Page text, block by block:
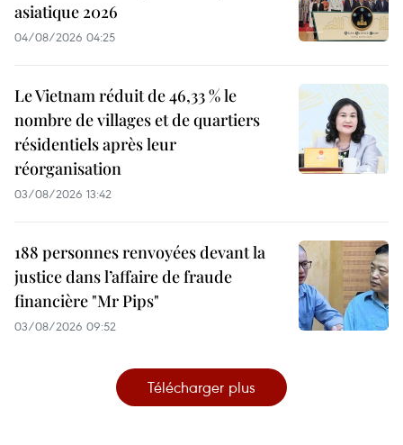
asiatique 2026
04/08/2026 04:25
Le Vietnam réduit de 46,33 % le
nombre de villages et de quartiers
résidentiels après leur
réorganisation
03/08/2026 13:42
188 personnes renvoyées devant la
justice dans l’affaire de fraude
financière "Mr Pips"
03/08/2026 09:52
Télécharger plus